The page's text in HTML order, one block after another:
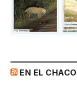
EN EL CHACO